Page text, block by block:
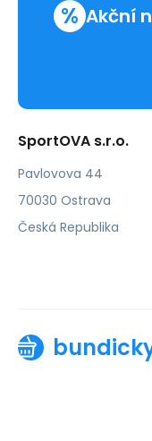
% Akční
SportOVA s.r.o.
Pavlovova 44
70030 Ostrava
Česká Republika